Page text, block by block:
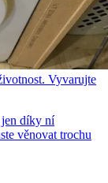
Vyvarujte
jen díky ní
věnovat trochu